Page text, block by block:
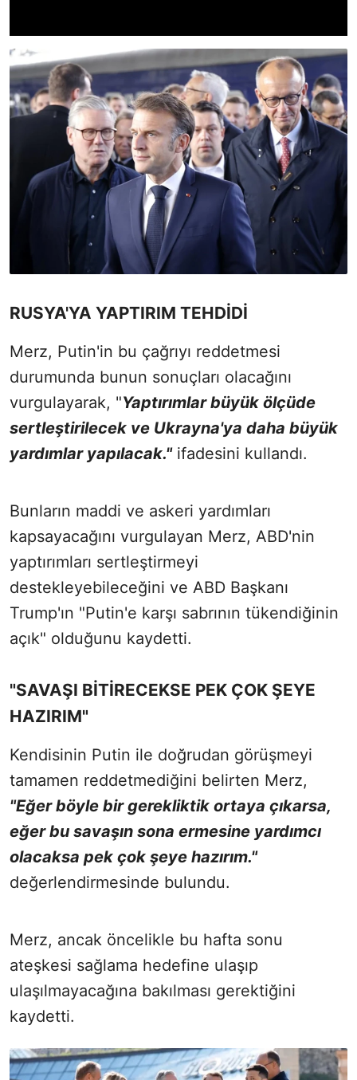
RUSYA'YA YAPTIRIM TEHDİDİ
Merz, Putin'in bu çağrıyı reddetmesi
durumunda bunun sonuçları olacağını
vurgulayarak, "Yaptırımlar büyük ölçüde
sertleştirilecek ve Ukrayna'ya daha büyük
yardımlar yapılacak."ifadesini kullandı.
Bunların maddi ve askeri yardımları
kapsayacağını vurgulayan Merz, ABD'nin
yaptırımları sertleştirmeyi
destekleyebileceğini ve ABD Başkanı
Trump'ın "Putin'e karşı sabrının tükendiğinin
açık" olduğunu kaydetti.
"SAVAŞI BİTİRECEKSE PEK ÇOK ŞEYE
HAZIRIM"
Kendisinin Putin ile doğrudan görüşmeyi
tamamen reddetmediğini belirten Merz,
"Eğer böyle bir gerekliktik ortaya çıkarsa,
eğer bu savaşın sona ermesine yardımcı
olacaksa pek çok şeye hazırım."
değerlendirmesinde bulundu.
Merz, ancak öncelikle bu hafta sonu
ateşkesi sağlama hedefine ulaşıp
ulaşılmayacağına bakılması gerektiğini
kaydetti.